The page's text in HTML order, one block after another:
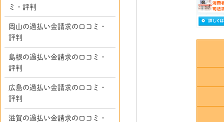
ミ・評判
岡山の過払い金請求の口コミ・
評判
島根の過払い金請求の口コミ・
評判
広島の過払い金請求の口コミ・
評判
滋賀の過払い金請求の口コミ・